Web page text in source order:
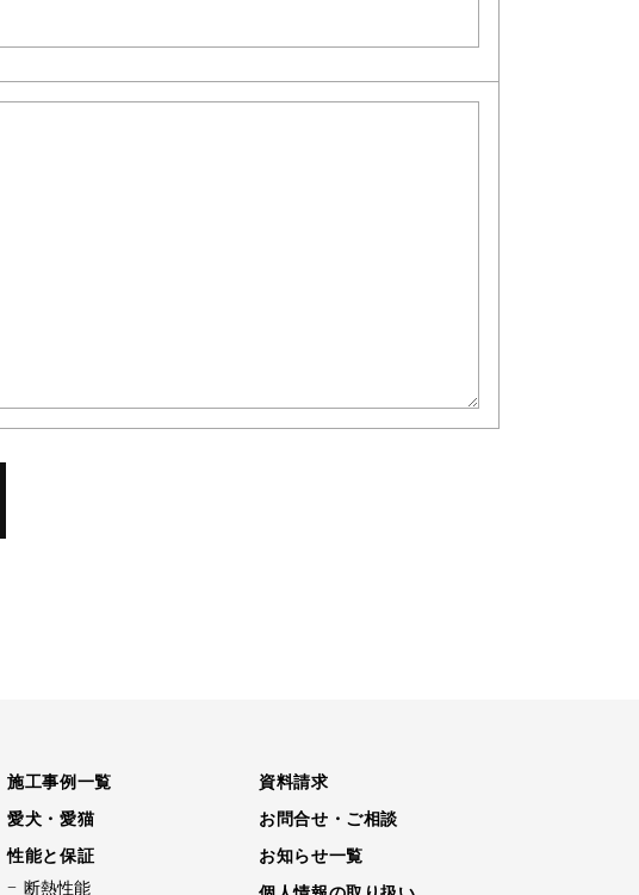
施工事例一覧
愛犬・愛猫
性能と保証
断熱性能
資料請求
お問合せ・ご相談
お知らせ一覧